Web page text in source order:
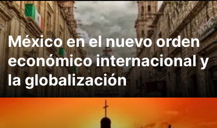
México en el nuevo orden
económico internacional y
la globalización